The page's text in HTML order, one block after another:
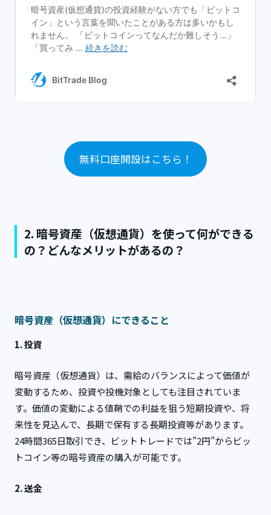
無料口座開設はこちら！
2. 暗号資産（仮想通貨）を使って何ができる
の？どんなメリットがあるの？
暗号資産（仮想通貨）にできること
1. 投資
暗号資産（仮想通貨）は、需給のバランスによって価値が
変動するため、投資や投機対象としても注目されていま
す。価値の変動による値鞘での利益を狙う短期投資や、将
来性を見込んで、長期で保有する長期投資等があります。
24時間365日取引でき、ビットトレードでは”2円”からビッ
トコイン等の暗号資産の購入が可能です。
2. 送金